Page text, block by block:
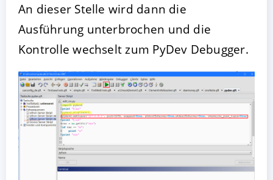
An dieser Stelle wird dann die
Ausführung unterbrochen und die
Kontrolle wechselt zum PyDev Debugger.